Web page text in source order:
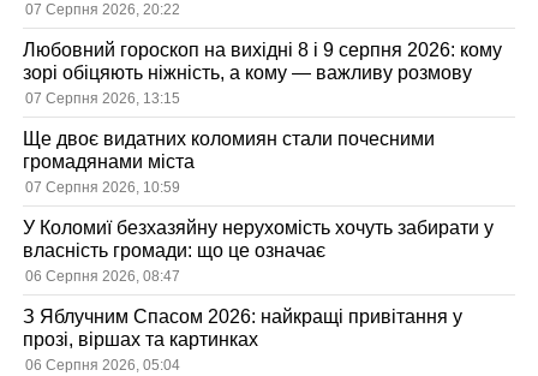
07 Серпня 2026, 20:22
Любовний гороскоп на вихідні 8 і 9 серпня 2026: кому
зорі обіцяють ніжність, а кому — важливу розмову
07 Серпня 2026, 13:15
Ще двоє видатних коломиян стали почесними
громадянами міста
07 Серпня 2026, 10:59
У Коломиї безхазяйну нерухомість хочуть забирати у
власність громади: що це означає
06 Серпня 2026, 08:47
З Яблучним Спасом 2026: найкращі привітання у
прозі, віршах та картинках
06 Серпня 2026, 05:04